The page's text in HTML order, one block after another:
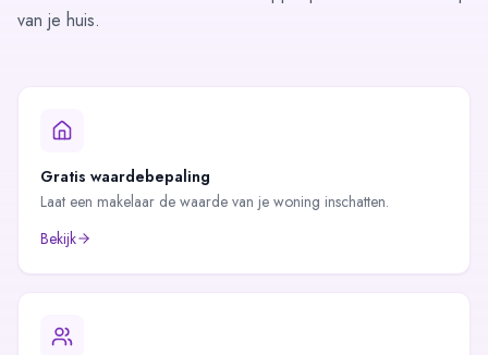
van je huis.
Gratis waardebepaling
Laat een makelaar de waarde van je woning inschatten.
Bekijk